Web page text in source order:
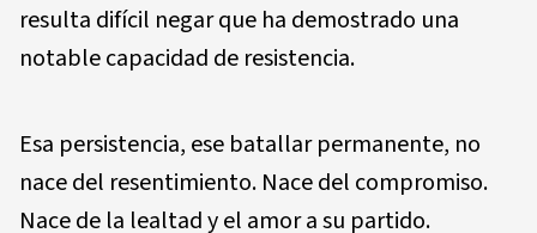
resulta difícil negar que ha demostrado una
notable capacidad de resistencia.
Esa persistencia, ese batallar permanente, no
nace del resentimiento. Nace del compromiso.
Nace de la lealtad y el amor a su partido.